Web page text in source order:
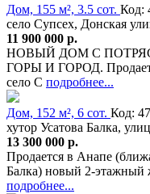
Дом, 155 м², 3.5 сот. Код:
село Супсех, Донская
11 900 000 р.
НОВЫЙ ДОМ С
ГОРЫ И ГОРОД.
село С подробнее...
Дом, 152 м², 6 сот. Код:
хутор Усатова Балка,
13 300 000 р.
Продается в Анапе
Балка) новый 2-
подробнее...